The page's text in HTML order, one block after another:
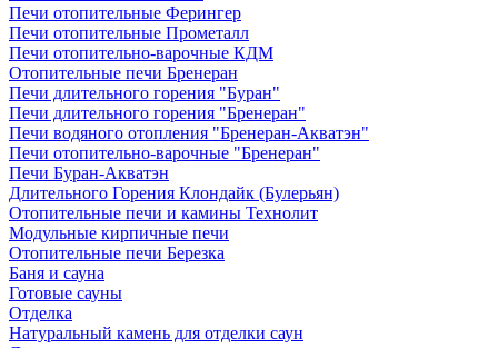
Печи отопительные Ферингер
Печи отопительные Прометалл
Печи отопительно-варочные КДМ
Отопительные печи Бренеран
Печи длительного горения "Буран"
Печи длительного горения "Бренеран"
Печи водяного отопления "Бренеран-Акватэн"
Печи отопительно-варочные "Бренеран"
Печи Буран-Акватэн
Длительного Горения Клондайк (Булерьян)
Отопительные печи и камины Технолит
Модульные кирпичные печи
Отопительные печи Березка
Баня и сауна
Готовые сауны
Отделка
Натуральный камень для отделки саун